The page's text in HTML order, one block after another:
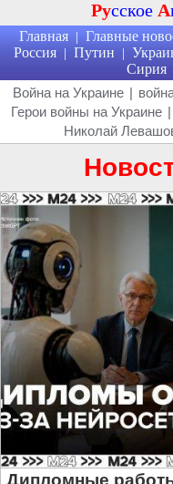
Русское А
Главная | Главные
Россия | Путин |
Сирия
Война на Украине |
Герои войны на Украине |
Николай
Дипломные